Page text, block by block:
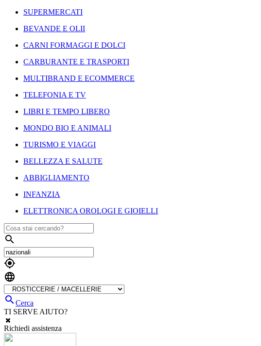
SUPERMERCATI
BEVANDE E OLII
CARNI FORMAGGI E DOLCI
CARBURANTE E TRASPORTI
MULTIBRAND E ECOMMERCE
TELEFONIA E TV
LIBRI E TEMPO LIBERO
MONDO BIO E ANIMALI
TURISMO E VIAGGI
BELLEZZA E SALUTE
ABBIGLIAMENTO
INFANZIA
ELETTRONICA OROLOGI E GIOIELLI



Cerca
TI SERVE AIUTO?
Richiedi assistenza